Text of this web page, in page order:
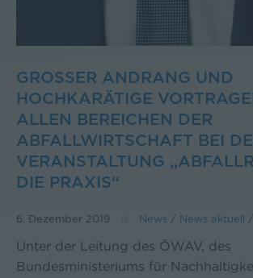
GROSSER ANDRANG UND H
OCHKARÄTIGE
LLEN BEREICHEN DER A
BFALLWIRTSCHAFT BEI DER
ERANSTALTUNG
IE PRAXIS“
6. Dezember 2019 News / News aktuell /
Unter der Leitung des ÖWAV, des
Bundesministeriums für